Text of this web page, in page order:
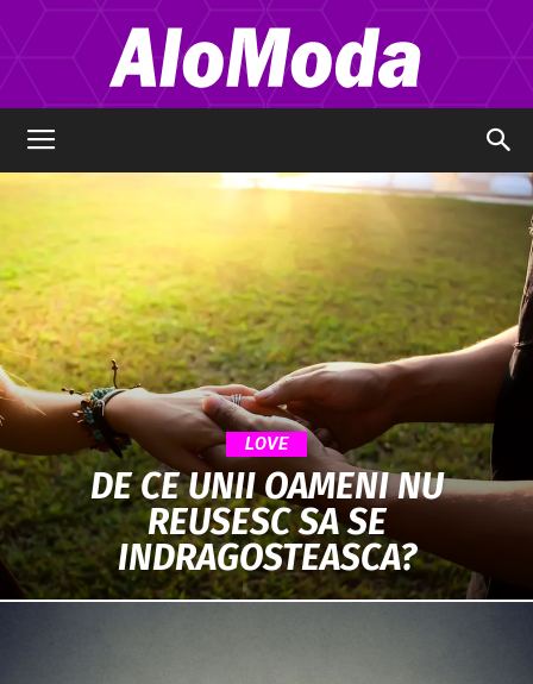
Moda
LOVE
DE CE UNII OAMENI NU
REUSESC SA SE
INDRAGOSTEASCA?